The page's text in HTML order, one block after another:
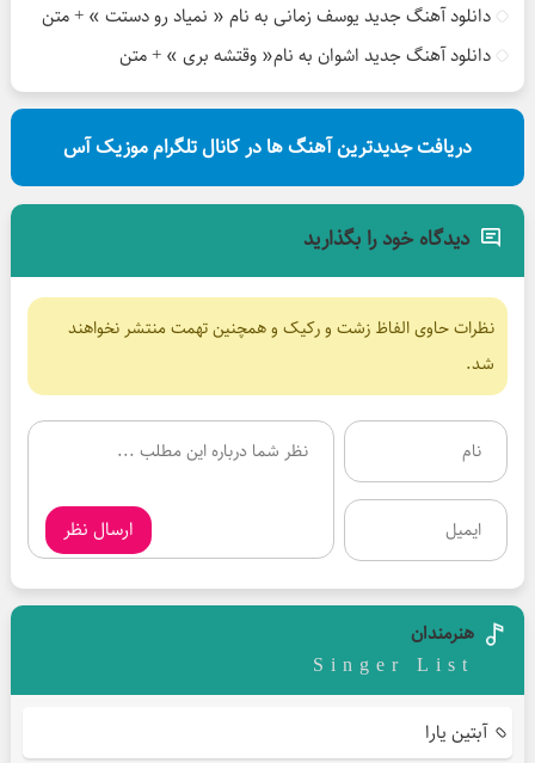
دانلود آهنگ جدید یوسف زمانی به نام « نمیاد رو دستت » + متن
دانلود آهنگ جدید اشوان به نام« وقتشه بری » + متن
دریافت جدیدترین آهنگ ها در کانال تلگرام موزیک آس
دیدگاه خود را بگذارید
نظرات حاوی الفاظ زشت و رکیک و همچنین تهمت منتشر نخواهند
شد.
ارسال نظر
هنرمندان
Singer List
آبتین یارا